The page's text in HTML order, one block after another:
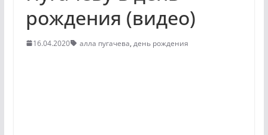
рождения (видео)
16.04.2020 алла пугачева, день рождения